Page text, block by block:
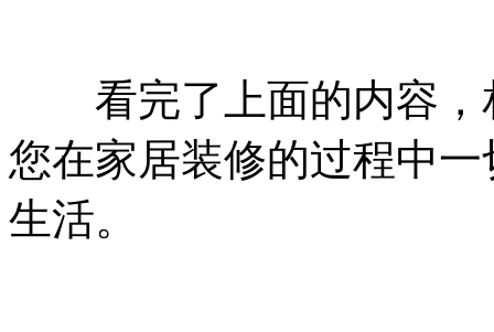
看完了上面的内容，
您在家居装修的过程中
生活。